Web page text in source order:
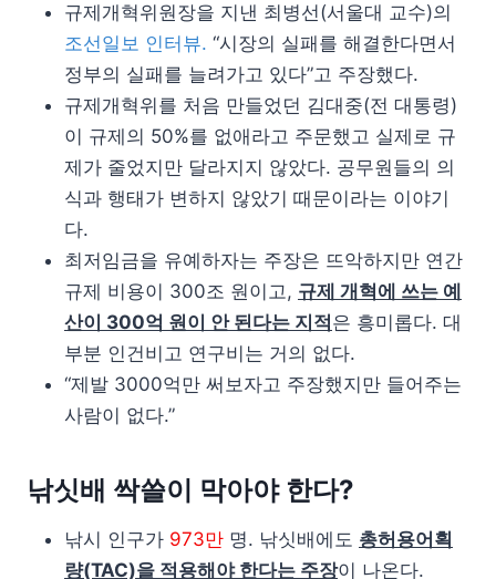
규제개혁위원장을 지낸 최병선(서울대 교수)의
조선일보 인터뷰. “시장의 실패를 해결한다면서
정부의 실패를 늘려가고 있다”고 주장했다.
규제개혁위를 처음 만들었던 김대중(전 대통령)
이 규제의 50%를 없애라고 주문했고 실제로 규
제가 줄었지만 달라지지 않았다. 공무원들의 의
식과 행태가 변하지 않았기 때문이라는 이야기
다.
최저임금을 유예하자는 주장은 뜨악하지만 연간
규제 비용이 300조 원이고, 규제 개혁에 쓰는 예
산이 300억 원이 안 된다는 지적 은 흥미롭다. 대
부분 인건비고 연구비는 거의 없다.
“제발 3000억만 써보자고 주장했지만 들어주는
사람이 없다.”
낚싯배 싹쓸이 막아야 한다?
낚시 인구가 973만 명. 낚싯배에도 총허용어획
량(TAC)을 적용해야 한다는 주장이 나온다.